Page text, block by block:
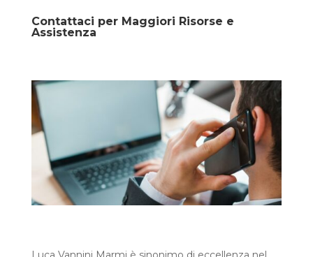
Contattaci per Maggiori Risorse e
Assistenza